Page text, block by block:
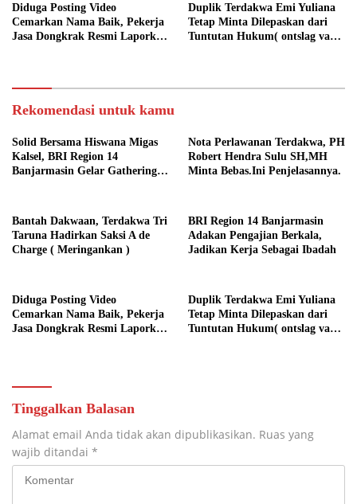
Diduga Posting Video
Cemarkan Nama Baik, Pekerja
Jasa Dongkrak Resmi Laporkan
Duplik Terdakwa Emi Yuliana
Tetap Minta Dilepaskan dari
Tuntutan Hukum( ontslag van
Rekomendasi untuk kamu
Solid Bersama Hiswana Migas
Kalsel, BRI Region 14
Banjarmasin Gelar Gathering
Nota Perlawanan Terdakwa, PH
Robert Hendra Sulu SH,MH
Minta Bebas.Ini Penjelasannya.
Bantah Dakwaan, Terdakwa Tri
Taruna Hadirkan Saksi A de
Charge ( Meringankan )
BRI Region 14 Banjarmasin
Adakan Pengajian Berkala,
Jadikan Kerja Sebagai Ibadah
Diduga Posting Video
Cemarkan Nama Baik, Pekerja
Jasa Dongkrak Resmi Laporkan
Duplik Terdakwa Emi Yuliana
Tetap Minta Dilepaskan dari
Tuntutan Hukum( ontslag van
Tinggalkan Balasan
Alamat email Anda tidak akan dipublikasikan. Ruas yang
wajib ditandai *